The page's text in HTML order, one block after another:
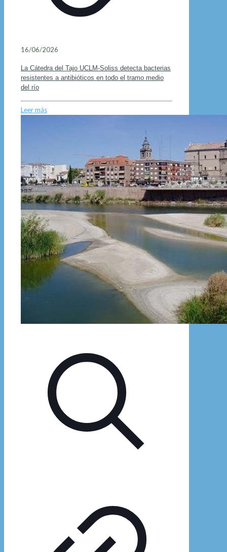
16/06/2026
La Cátedra del Tajo UCLM-Soliss detecta bacterias
resistentes a antibióticos en todo el tramo medio
del río
Leer más